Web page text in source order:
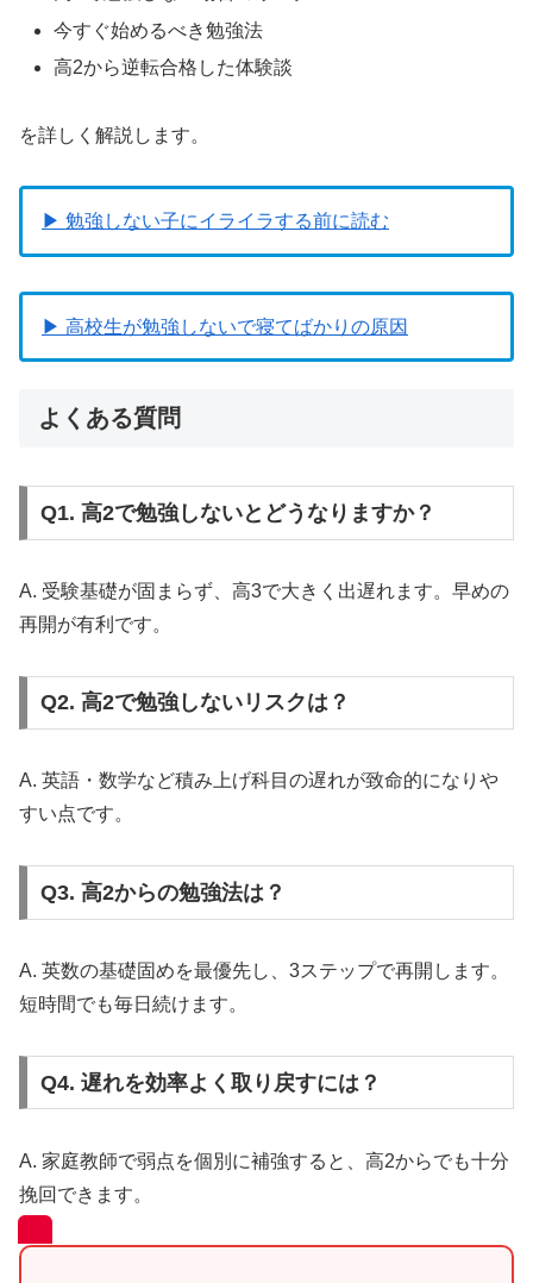
今すぐ始めるべき勉強法
高2から逆転合格した体験談
を詳しく解説します。
▶ 勉強しない子にイライラする前に読む
▶ 高校生が勉強しないで寝てばかりの原因
よくある質問
Q1. 高2で勉強しないとどうなりますか？
A. 受験基礎が固まらず、高3で大きく出遅れます。早めの
再開が有利です。
Q2. 高2で勉強しないリスクは？
A. 英語・数学など積み上げ科目の遅れが致命的になりや
すい点です。
Q3. 高2からの勉強法は？
A. 英数の基礎固めを最優先し、3ステップで再開します。
短時間でも毎日続けます。
Q4. 遅れを効率よく取り戻すには？
A. 家庭教師で弱点を個別に補強すると、高2からでも十分
挽回できます。